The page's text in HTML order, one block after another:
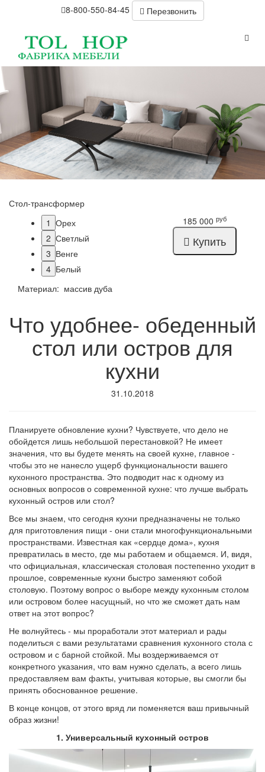
8-800-550-84-45 Перезвонить
Стол-трансформер
1 Орех
2 Светлый
3 Венге
4 Белый
Материал: массив дуба
185 000 руб
Купить
Что удобнее- обеденный
стол или остров для
кухни
31.10.2018
Планируете обновление кухни? Чувствуете, что дело не
обойдется лишь небольшой перестановкой? Не имеет
значения, что вы будете менять на своей кухне, главное -
чтобы это не нанесло ущерб функциональности вашего
кухонного пространства. Это подводит нас к одному из
основных вопросов о современной кухне: что лучше выбрать
кухонный остров или стол?
Все мы знаем, что сегодня кухни предназначены не только
для приготовления пищи - они стали многофункциональными
пространствами. Известная как «сердце дома», кухня
превратилась в место, где мы работаем и общаемся. И, видя,
что официальная, классическая столовая постепенно уходит в
прошлое, современные кухни быстро заменяют собой
столовую. Поэтому вопрос о выборе между кухонным столом
или островом более насущный, но что же сможет дать нам
ответ на этот вопрос?
Не волнуйтесь - мы проработали этот материал и рады
поделиться с вами результатами сравнения кухонного стола с
островом и с барной стойкой. Мы воздерживаемся от
конкретного указания, что вам нужно сделать, а всего лишь
предоставляем вам факты, учитывая которые, вы смогли бы
принять обоснованное решение.
В конце концов, от этого вряд ли поменяется ваш привычный
образ жизни!
1. Универсальный кухонный остров